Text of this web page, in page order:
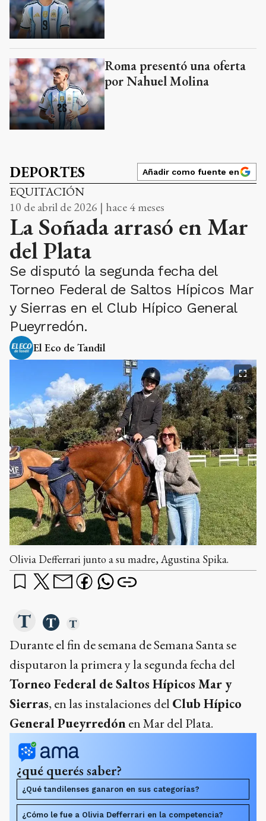
Roma presentó una oferta
por Nahuel Molina
DEPORTES Añadir como fuente en
EQUITACIÓN
10 de abril de 2026 | hace 4 meses
La Soñada arrasó en Mar
del Plata
Se disputó la segunda fecha del
Torneo Federal de Saltos Hípicos Mar
y Sierras en el Club Hípico General
Pueyrredón.
El Eco de Tandil
Olivia Defferrari junto a su madre, Agustina Spika.
Durante el fin de semana de Semana Santa se
disputaron la primera y la segunda fecha del
Torneo Federal de Saltos Hípicos Mar y
Sierras, en las instalaciones del Club Hípico
General Pueyrredónen Mar del Plata.
¿qué querés saber?
¿Qué tandilenses ganaron en sus categorías?
¿Cómo le fue a Olivia Defferrari en la competencia?